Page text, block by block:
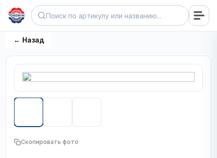
← Назад
Скопировать фото